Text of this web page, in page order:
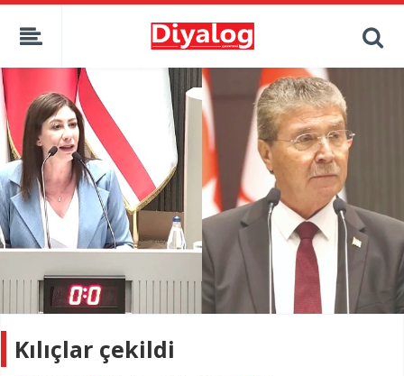
Kılıçlar çekildi